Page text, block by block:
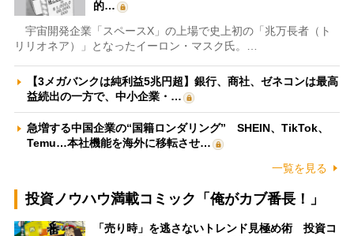
的…
宇宙開発企業「スペースX」の上場で史上初の「兆万長者（ト
リリオネア）」となったイーロン・マスク氏。…
【3メガバンクは純利益5兆円超】銀行、商社、ゼネコンは最高
益続出の一方で、中小企業・…
急増する中国企業の“国籍ロンダリング” SHEIN、TikTok、
Temu…本社機能を海外に移転させ…
一覧を見る
投資ノウハウ満載コミック「俺がカブ番長！」
「売り時」を逃さないトレンド見極め術 投資コ